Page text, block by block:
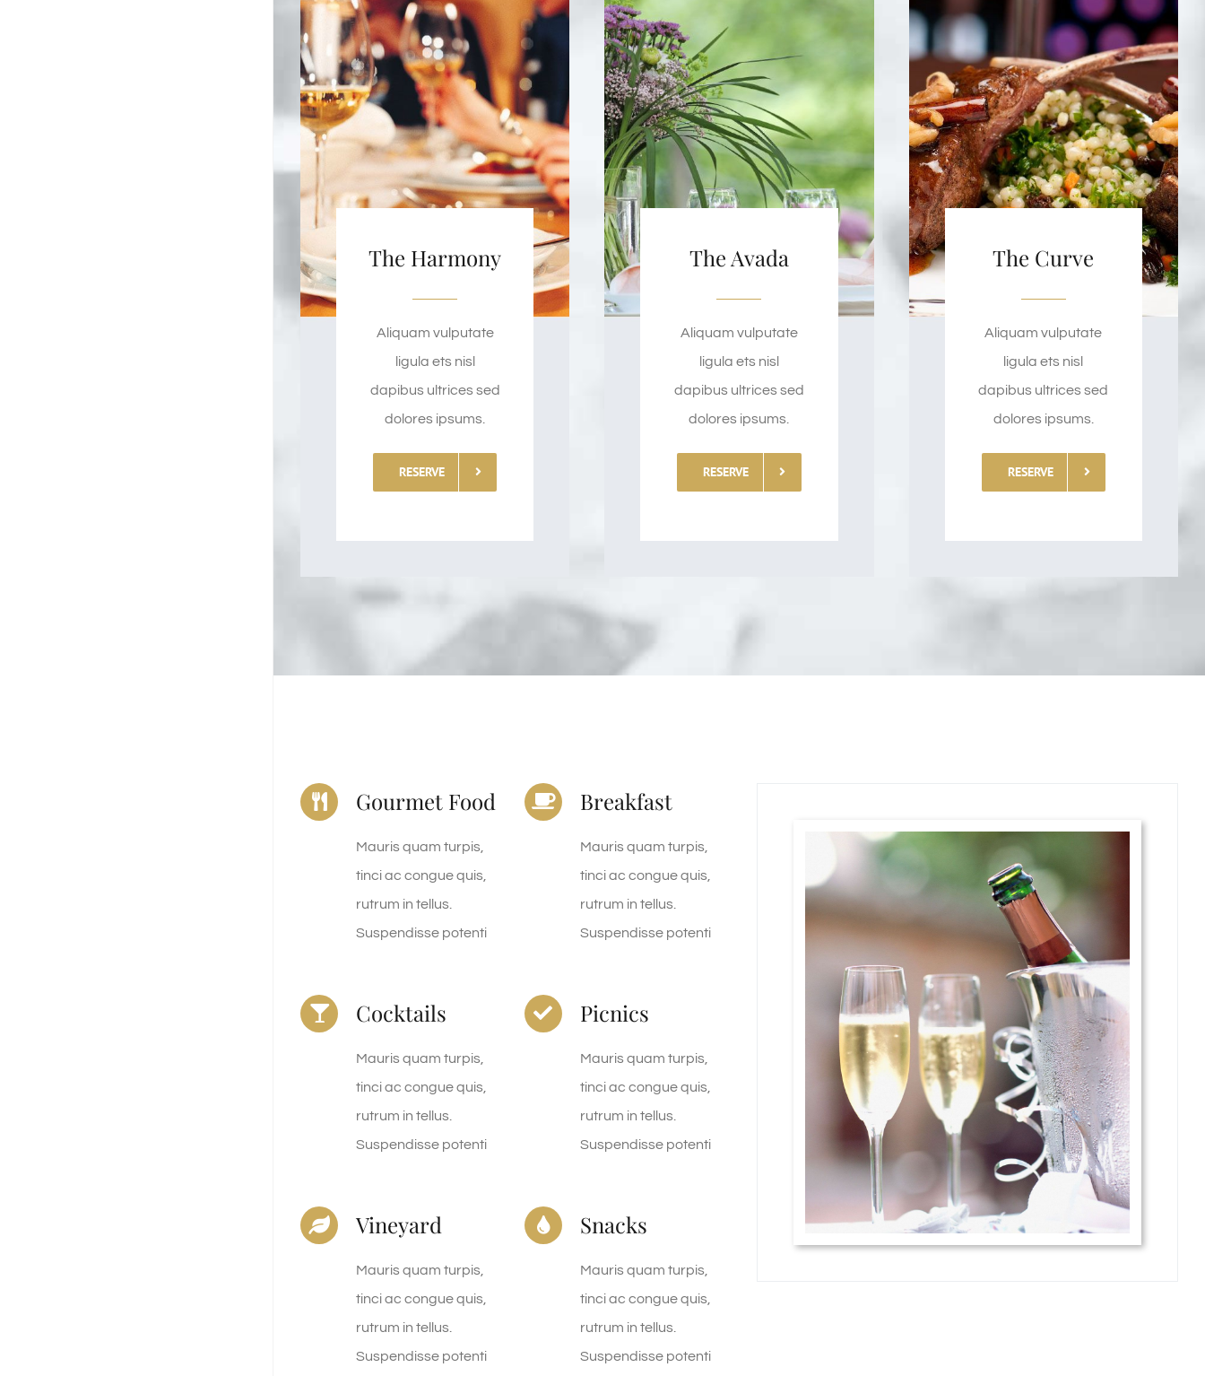
The Harmony
Aliquam vulputate
ligula ets nisl
dapibus ultrices sed
dolores ipsums.
RESERVE
The Avada
Aliquam vulputate
ligula ets nisl
dapibus ultrices sed
dolores ipsums.
RESERVE
The Curve
Aliquam vulputate
ligula ets nisl
dapibus ultrices sed
dolores ipsums.
RESERVE
Gourmet Food
Mauris quam turpis,
tinci ac congue quis,
rutrum in tellus.
Suspendisse potenti
Breakfast
Mauris quam turpis,
tinci ac congue quis,
rutrum in tellus.
Suspendisse potenti
Cocktails
Mauris quam turpis,
tinci ac congue quis,
rutrum in tellus.
Suspendisse potenti
Picnics
Mauris quam turpis,
tinci ac congue quis,
rutrum in tellus.
Suspendisse potenti
Vineyard
Mauris quam turpis,
tinci ac congue quis,
rutrum in tellus.
Suspendisse potenti
Snacks
Mauris quam turpis,
tinci ac congue quis,
rutrum in tellus.
Suspendisse potenti